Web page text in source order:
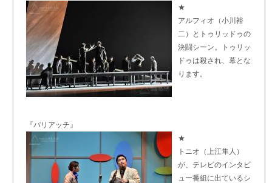
★
アルフィオ（小川裕
二）とトゥリッドゥの
決闘シーン。トゥリッ
ドゥは殺され、幕とな
ります。
『パリアッチ』
★
トニオ（上江隼人）
が、テレビのインタビ
ュー番組に出ているシ